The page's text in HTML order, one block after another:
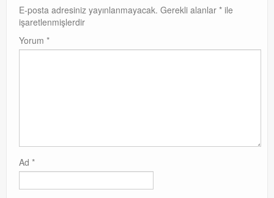
E-posta adresiniz yayınlanmayacak. Gerekli alanlar * ile
işaretlenmişlerdir
Yorum *
Ad *